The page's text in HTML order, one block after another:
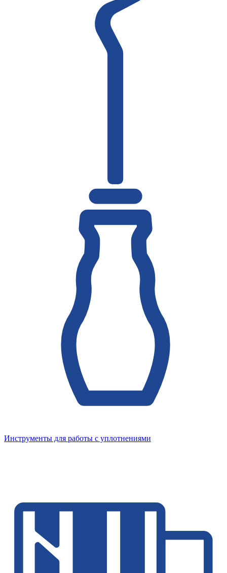
Инструменты для работы с уплотнениями